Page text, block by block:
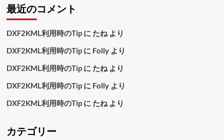
最近のコメント
DXF2KML利用時のTipに たねより
DXF2KML利用時のTipに Follyより
DXF2KML利用時のTipに たねより
DXF2KML利用時のTipに Follyより
DXF2KML利用時のTipに たねより
カテゴリー